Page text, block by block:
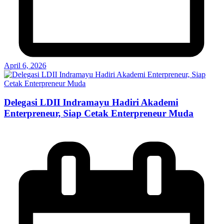
April 6, 2026
Delegasi LDII Indramayu Hadiri Akademi
Enterpreneur, Siap Cetak Enterpreneur Muda